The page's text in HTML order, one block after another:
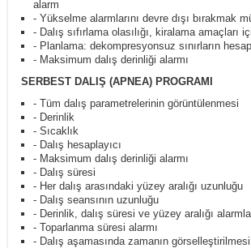
alarm
- Yükselme alarmlarını devre dışı bırakmak
- Dalış sıfırlama olasılığı, kiralama amaçları
- Planlama: dekompresyonsuz sınırların
- Maksimum dalış derinliği alarmı
SERBEST DALIŞ (APNEA) PROGRAMI
- Tüm dalış parametrelerinin görüntülenmesi
- Derinlik
- Sıcaklık
- Dalış hesaplayıcı
- Maksimum dalış derinliği alarmı
- Dalış süresi
- Her dalış arasındaki yüzey aralığı uzunluğu
- Dalış seansının uzunluğu
- Derinlik, dalış süresi ve yüzey aralığı
- Toparlanma süresi alarmı
- Dalış aşamasında zamanın görselleştirilmesi